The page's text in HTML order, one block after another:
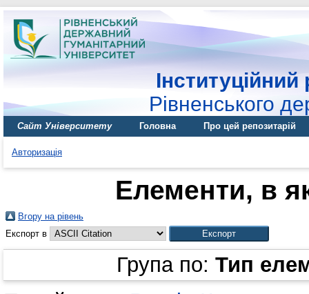
Інституційний
Рівненського
Сайт Університету Головна Про цей репозитарій
Авторизація
Елементи, в
Вгору на рівень
Експорт в
Група по: Тип